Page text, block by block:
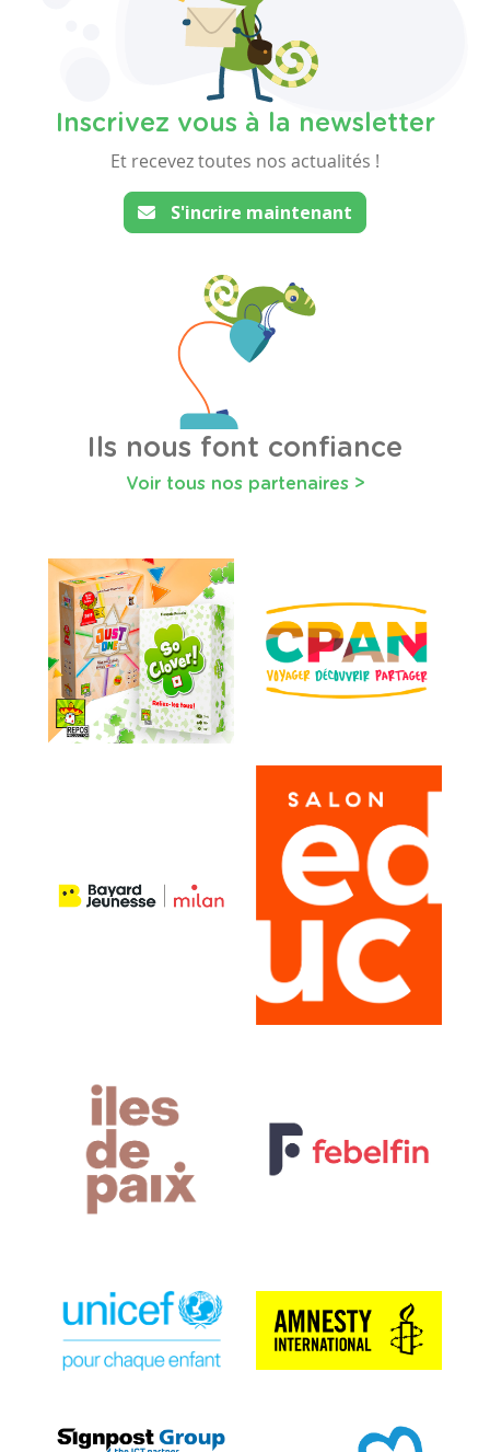
Inscrivez vous à la newsletter
Et recevez toutes nos actualités !
S'incrire maintenant
Ils nous font confiance
Voir tous nos partenaires >